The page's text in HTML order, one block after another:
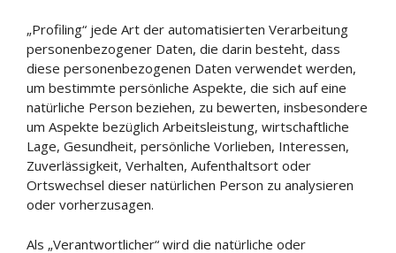
„Profiling“ jede Art der automatisierten Verarbeitung
personenbezogener Daten, die darin besteht, dass
diese personenbezogenen Daten verwendet werden,
um bestimmte persönliche Aspekte, die sich auf eine
natürliche Person beziehen, zu bewerten, insbesondere
um Aspekte bezüglich Arbeitsleistung, wirtschaftliche
Lage, Gesundheit, persönliche Vorlieben, Interessen,
Zuverlässigkeit, Verhalten, Aufenthaltsort oder
Ortswechsel dieser natürlichen Person zu analysieren
oder vorherzusagen.
Als „Verantwortlicher“ wird die natürliche oder